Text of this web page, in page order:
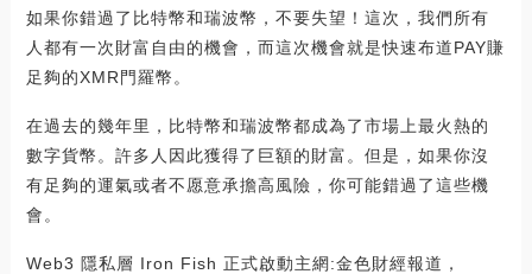
如果你錯過了比特幣和瑞波幣，不要失望！這次，我們所有
人都有一次財富自由的機會，而這次機會就是快速布道PAY賺
足夠的XMR門羅幣。
在過去的幾年里，比特幣和瑞波幣都成為了市場上最火熱的
數字貨幣。許多人因此獲得了巨額的財富。但是，如果你沒
有足夠的運氣或者不愿意承擔高風險，你可能錯過了這些機
會。
Web3 隱私層 Iron Fish 正式啟動主網:金色財經報道，